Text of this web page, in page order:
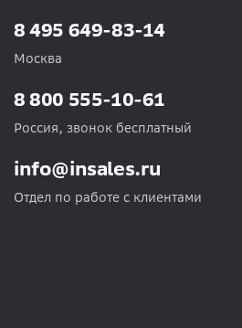
8 495 649-83-14
Москва
info@insales.ru
Отдел по работе с клиентами
8 800 555-10-61
Россия, звонок бесплатный